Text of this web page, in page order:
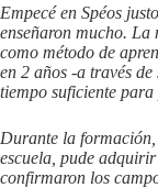
Empecé en Spéos
enseñaron mucho. La
como método de
en 2 años -a través
tiempo suficiente
Durante la formación,
escuela, pude
confirmaron los